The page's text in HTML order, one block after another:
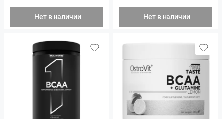
Нет в наличии Нет в наличии